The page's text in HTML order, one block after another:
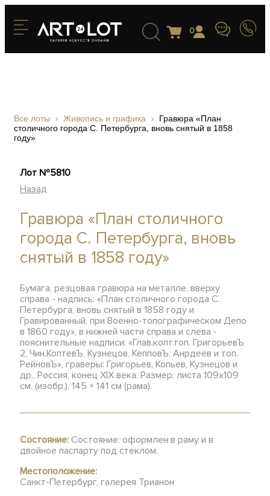
0
Все лоты Живопись и графика
Гравюра «План
столичного города С. Петербурга, вновь снятый в 1858
году»
Лот №5810
Назад
Гравюра «План столичного
города С. Петербурга, вновь
снятый в 1858 году»
Бумага, резцовая гравюра на металле, вверху
справа - надпись: «План столичного города С.
Петербурга, вновь снятый в 1858 году и
Гравированный, при Военно-топографическом Депо
в 1860 году», в нижней части справа и слева -
пояснительные надписи: «Глав.копт.топ. ГригорьевЪ
2, Чин.КоптевЪ, Кузнецов, КепповЪ, Анрдеев и топ.
РейновЪ», граверы: Григорьев, Копьев, Кузнецов и
др., Россия, конец XIX века. Размер: листа 109х109
см. (изобр.), 145 × 141 см (рама).
Состояние: Состояние: оформлен в раму и в
двойное паспарту под стеклом.
Местоположение:
Санкт-Петербург, галерея Трианон